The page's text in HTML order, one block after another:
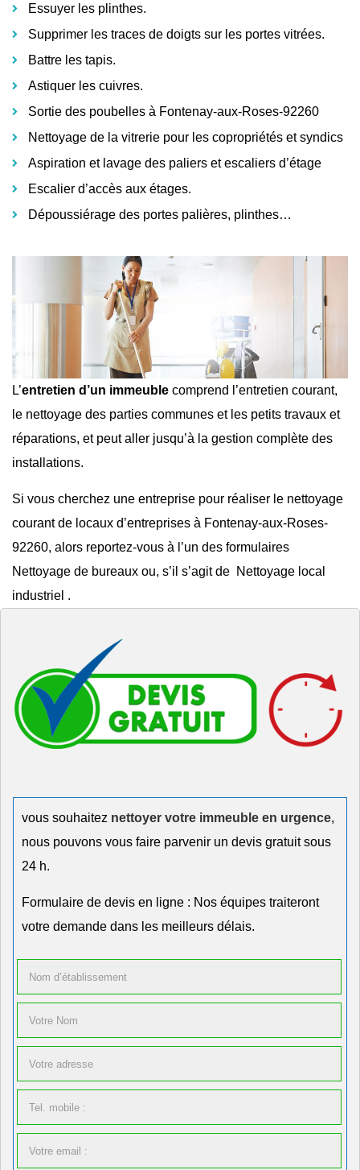
Essuyer les plinthes.
Supprimer les traces de doigts sur les portes vitrées.
Battre les tapis.
Astiquer les cuivres.
Sortie des poubelles à Fontenay-aux-Roses-92260
Nettoyage de la vitrerie pour les copropriétés et syndics
Aspiration et lavage des paliers et escaliers d’étage
Escalier d’accès aux étages.
Dépoussiérage des portes palières, plinthes…
L’entretien d’un immeuble comprend l’entretien courant,
le nettoyage des parties communes et les petits travaux et
réparations, et peut aller jusqu’à la gestion complète des
installations.
Si vous cherchez une entreprise pour réaliser le nettoyage
courant de locaux d’entreprises à Fontenay-aux-Roses-
92260, alors reportez-vous à l’un des formulaires
Nettoyage de bureaux ou, s’il s’agit de Nettoyage local
industriel .
vous souhaitez nettoyer votre immeuble en urgence,
nous pouvons vous faire parvenir un devis gratuit sous
24 h.
Formulaire de devis en ligne : Nos équipes traiteront
votre demande dans les meilleurs délais.